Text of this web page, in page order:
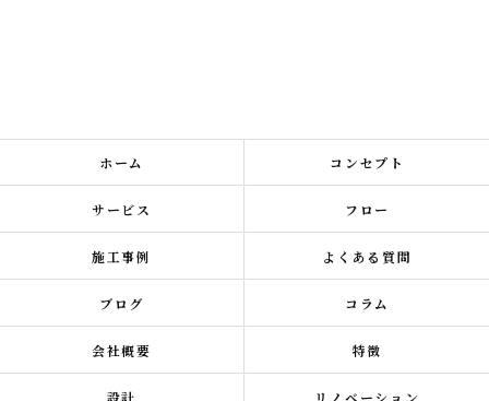
ホーム コンセプト
サービス フロー
施工事例 よくある質問
ブログ コラム
会社概要 特徴
設計 リノベーション